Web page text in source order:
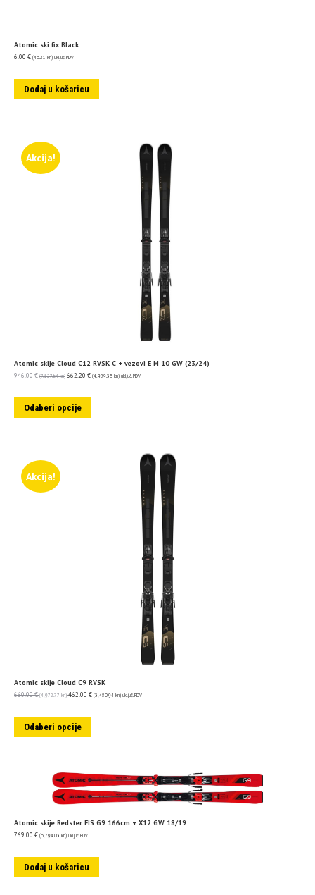
Atomic ski fix Black
6.00 € (45.21 kn) uključ. PDV
Dodaj u košaricu
Akcija!
Atomic skije Cloud C12 RVSK C + vezovi E M 10 GW (23/24)
946.00€ (7,127.64 kn) 662.20 € (4,989.35 kn) uključ. PDV
Odaberi opcije
Akcija!
Atomic skije Cloud C9 RVSK
660.00€ (4,972.77 kn) 462.00 € (3,480.94 kn) uključ. PDV
Odaberi opcije
Atomic skije Redster FIS G9 166cm + X12 GW 18/19
769.00 € (5,794.03 kn) uključ. PDV
Dodaj u košaricu